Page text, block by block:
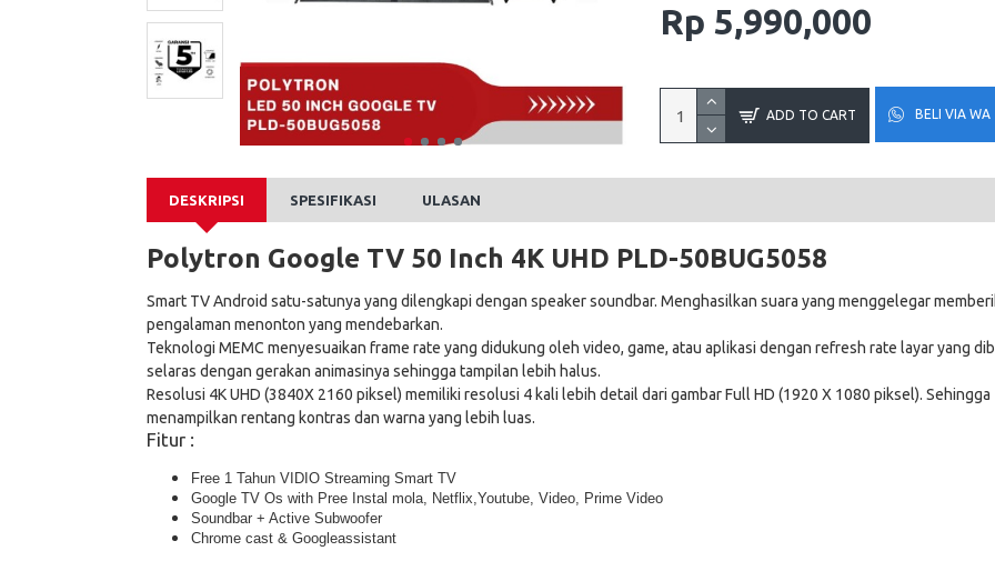
Rp 5,990,000
ADD TO CART BELI VIA WA
DESKRIPSI SPESIFIKASI ULASAN
Polytron Google TV 50 Inch 4K UHD PLD-50BUG5058
Smart TV Android satu-satunya yang dilengkapi dengan speaker soundbar. Menghasilkan suara yang menggelegar
pengalaman menonton yang mendebarkan.
Teknologi MEMC menyesuaikan frame rate yang didukung oleh video, game, atau aplikasi dengan refresh rate layar yang
selaras dengan gerakan animasinya sehingga tampilan lebih halus.
Resolusi 4K UHD (3840X 2160 piksel) memiliki resolusi 4 kali lebih detail dari gambar Full HD (1920 X 1080 piksel). Sehingga
menampilkan rentang kontras dan warna yang lebih luas.
Fitur :
Free 1 Tahun VIDIO Streaming Smart TV
Google TV Os with Pree Instal mola, Netflix,Youtube, Video, Prime Video
Soundbar + Active Subwoofer
Chrome cast & Googleassistant